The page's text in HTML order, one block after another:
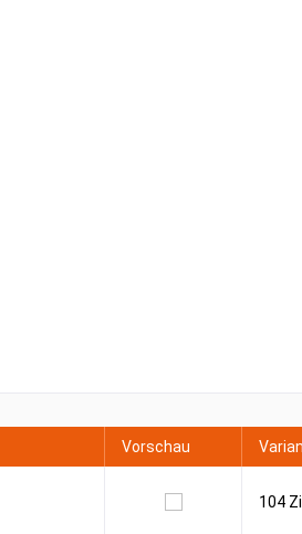
Vorschau
104